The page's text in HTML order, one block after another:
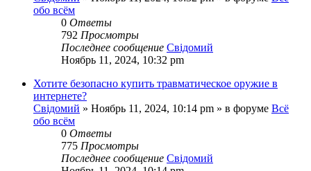
обо всём
0 Ответы
792 Просмотры
Последнее сообщение Свідомий
Ноябрь 11, 2024, 10:32 pm
Хотите безопасно купить травматическое оружие в
интернете?
Свідомий » Ноябрь 11, 2024, 10:14 pm » в форуме Всё
обо всём
0 Ответы
775 Просмотры
Последнее сообщение Свідомий